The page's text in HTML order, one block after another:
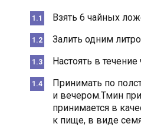
Взять 6 чайных
Залить одним
Настоять в течение
Принимать по
и вечером.Тмин
принимается в
к пище, в виде